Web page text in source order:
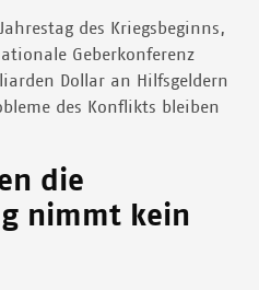
des Kriegsbeginns,
Geberkonferenz
Dollar an Hilfsgeldern
des Konflikts bleiben
die
nimmt kein